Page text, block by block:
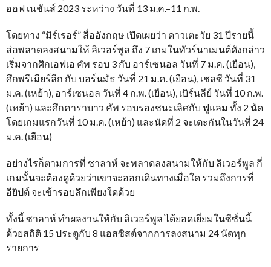
ออฟ เนชันส์ 2023 ระหว่าง วันที่ 13 ม.ค.–11 ก.พ.
โดยทาง “มิร์เรอร์” สื่ออังกฤษ เปิดเผยว่า ดาวเตะวัย 31 ปีรายนี้
ส่อพลาดลงสนามให้ ลิเวอร์พูล ถึง 7 เกมในทัวร์นาเมนต์ดังกล่าว
เริ่มจากศึกเอฟเอ คัพ รอบ 3 กับ อาร์เซนอล วันที่ 7 ม.ค. (เยือน),
ศึกพรีเมียร์ลีก กับ บอร์นมัธ วันที่ 21 ม.ค. (เยือน), เชลซี วันที่ 31
ม.ค. (เหย้า), อาร์เซนอล วันที่ 4 ก.พ. (เยือน), เบิร์นลีย์ วันที่ 10 ก.พ.
(เหย้า) และศึกคาราบาว คัพ รอบรองชนะเลิศกับ ฟูแลม ทั้ง 2 นัด
โดยเกมแรกวันที่ 10 ม.ค. (เหย้า) และนัดที่ 2 จะเตะกันในวันที่ 24
ม.ค. (เยือน)
อย่างไรก็ตามการที่ ซาลาห์ จะพลาดลงสนามให้กับ ลิเวอร์พูล กี่
เกมนั้นจะต้องดูด้วยว่าเขาจะออกเดินทางเมื่อใด รวมถึงการที่
อียิปต์ จะเข้ารอบลึกเพียงใดด้วย
ทั้งนี้ ซาลาห์ ทำผลงานให้กับ ลิเวอร์พูล ได้ยอดเยี่ยมในซีซั่นนี้
ด้วยสถิติ 15 ประตูกับ 8 แอสซิสต์จากการลงสนาม 24 นัดทุก
รายการ